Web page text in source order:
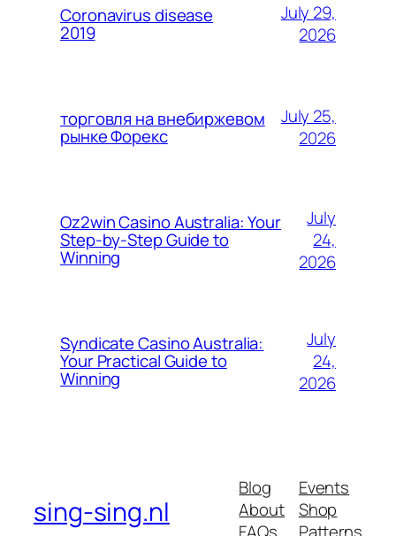
Coronavirus disease
2019
July 29,
2026
торговля на внебиржевом
рынке Форекс
July 25,
2026
Oz2win Casino Australia: Your
Step-by-Step Guide to
Winning
July
24,
2026
Syndicate Casino Australia:
Your Practical Guide to
Winning
July
24,
2026
sing-sing.nl
Blog
About
Events
Shop